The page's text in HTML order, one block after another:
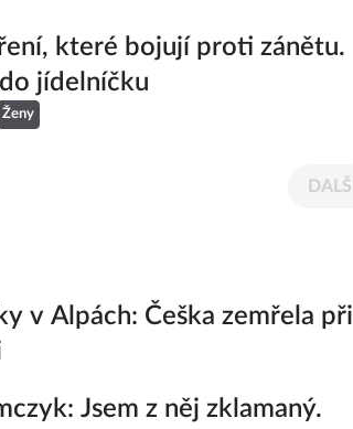
které bojují proti zánětu.
jídelníčku
Ženy
DALŠÍ
v Alpách: Češka zemřela při
Jsem z něj zklamaný.